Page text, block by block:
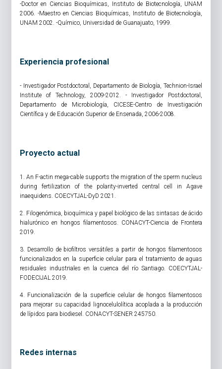
-Doctor en Ciencias Bioquímicas, Instituto de Biotecnología, UNAM
2006. -Maestro en Ciencias Bioquímicas, Instituto de Biotecnología,
UNAM 2002. -Químico, Universidad de Guanajuato, 1999.
Experiencia profesional
- Investigador Postdoctoral, Departamento de Biología, Technion-Israel
Institute of Technology, 2009-2012. - Investigador Postdoctoral,
Departamento de Microbiología, CICESE-Centro de Investigación
Científica y de Educación Superior de Ensenada, 2006-2008.
Proyecto actual
1. An F-actin mega-cable supports the migration of the sperm nucleus
during fertilization of the polarity-inverted central cell in Agave
inaequidens. COECYTJAL-DyD 2021.
2. Filogenómica, bioquímica y papel biológico de las sintasas de ácido
hialurónico en hongos filamentosos. CONACYT-Ciencia de Frontera
2019.
3. Desarrollo de biofiltros versátiles a partir de hongos filamentosos
funcionalizados en la superficie celular para el tratamiento de aguas
residuales industriales en la cuenca del río Santiago. COECYTJAL-
FODECIJAL 2019.
4. Funcionalización de la superficie celular de hongos filamentosos
para mejorar su capacidad lignocelulolítica acoplada a la producción
de lípidos para biodiesel. CONACYT-SENER 245750.
Redes internas